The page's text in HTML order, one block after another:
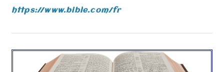
https://www.bible.com/fr